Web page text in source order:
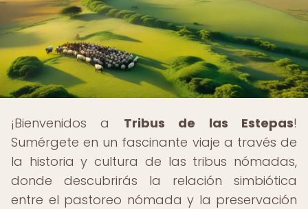
¡Bienvenidos a Tribus de las Estepas!
Sumérgete en un fascinante viaje a través de
la historia y cultura de las tribus nómadas,
donde descubrirás la relación simbiótica
entre el pastoreo nómada y la preservación